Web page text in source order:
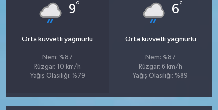
9°
Orta kuvvetli yağmurlu
Nem: %87
Rüzgar: 10 km/h
Yağış Olasılığı: %79
6°
Orta kuvvetli yağmurlu
Nem: %87
Rüzgar: 6 km/h
Yağış Olasılığı: %89